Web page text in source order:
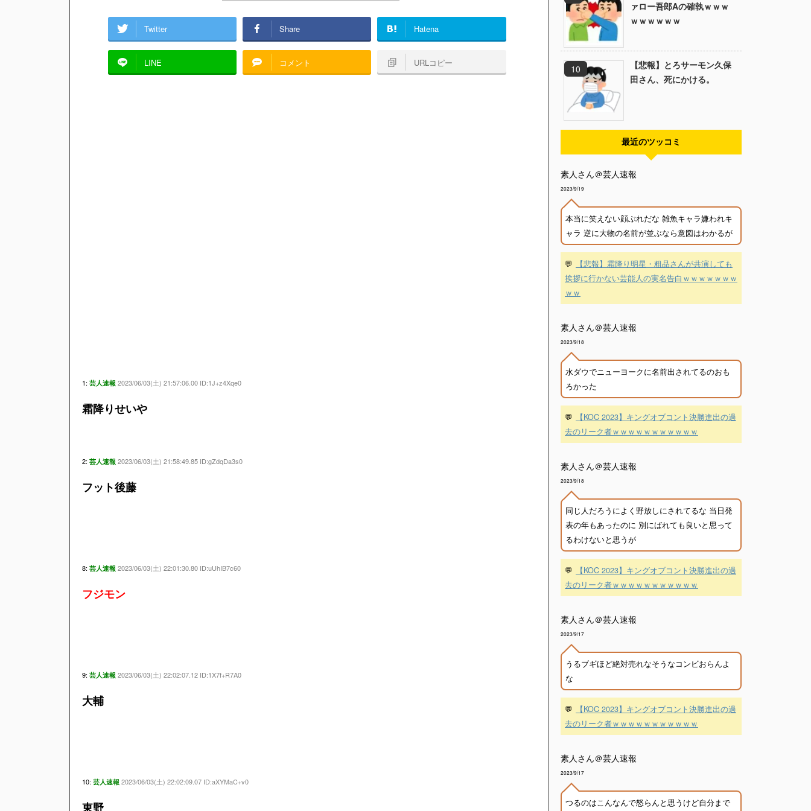
Twitter Share Hatena
LINE コメント URLコピー
1: 芸人速報 2023/06/03(土) 21:57:06.00 ID:1J+z4Xqe0
霜降りせいや
2: 芸人速報 2023/06/03(土) 21:58:49.85 ID:gZdqDa3s0
フット後藤
8: 芸人速報 2023/06/03(土) 22:01:30.80 ID:uUhIB7c60
フジモン
9: 芸人速報 2023/06/03(土) 22:02:07.12 ID:1X7f+R7A0
大輔
10: 芸人速報 2023/06/03(土) 22:02:09.07 ID:aXYMaC+v0
東野
ァロー吾郎Aの確執ｗｗｗ
ｗｗｗｗｗｗ
【悲報】とろサーモン久保
田さん、死にかける。
最近のツッコミ
素人さん＠芸人速報
2023/9/19
本当に笑えない顔ぶれだな 雑魚キャラ嫌われキ
ャラ 逆に大物の名前が並ぶなら意図はわかるが
💬
【悲報】霜降り明星・粗品さんが共演しても
挨拶に行かない芸能人の実名告白ｗｗｗｗｗｗｗ
ｗｗ
素人さん＠芸人速報
2023/9/18
水ダウでニューヨークに名前出されてるのおも
ろかった
💬
【KOC 2023】キングオブコント決勝進出の過
去のリーク者ｗｗｗｗｗｗｗｗｗｗｗ
素人さん＠芸人速報
2023/9/18
同じ人だろうによく野放しにされてるな 当日発
表の年もあったのに 別にばれても良いと思って
るわけないと思うが
💬
【KOC 2023】キングオブコント決勝進出の過
去のリーク者ｗｗｗｗｗｗｗｗｗｗｗ
素人さん＠芸人速報
2023/9/17
うるブギほど絶対売れなそうなコンビおらんよ
な
💬
【KOC 2023】キングオブコント決勝進出の過
去のリーク者ｗｗｗｗｗｗｗｗｗｗｗ
素人さん＠芸人速報
2023/9/17
つるのはこんなんで怒らんと思うけど自分まで